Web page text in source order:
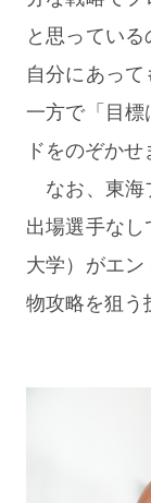
と思ってい
自分にあっ
一方で「目標
ドをのぞかせ
なお、東海
出場選手な
大学）がエ
物攻略を狙う